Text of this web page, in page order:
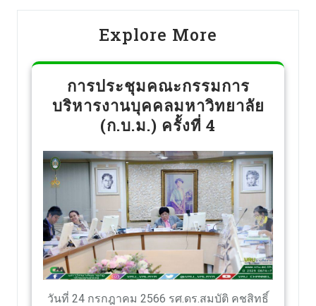
Explore More
การประชุมคณะกรรมการ
บริหารงานบุคคลมหาวิทยาลัย
(ก.บ.ม.) ครั้งที่ 4
วันที่ 24 กรกฎาคม 2566 รศ.ดร.สมบัติ คชสิทธิ์